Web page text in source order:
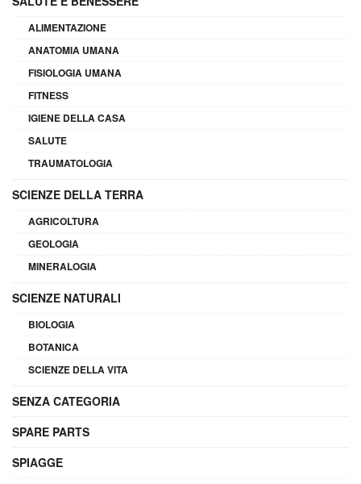
ALIMENTAZIONE
ANATOMIA UMANA
FISIOLOGIA UMANA
FITNESS
IGIENE DELLA CASA
SALUTE
TRAUMATOLOGIA
SCIENZE DELLA TERRA
AGRICOLTURA
GEOLOGIA
MINERALOGIA
SCIENZE NATURALI
BIOLOGIA
BOTANICA
SCIENZE DELLA VITA
SENZA CATEGORIA
SPARE PARTS
SPIAGGE